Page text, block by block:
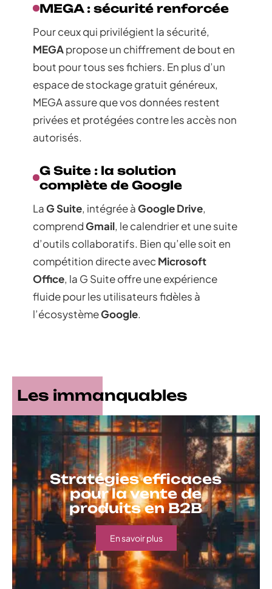
MEGA : sécurité renforcée
Pour ceux qui privilégient la sécurité,
MEGApropose un chiffrement de bout en
bout pour tous ses fichiers. En plus d’un
espace de stockage gratuit généreux,
MEGA assure que vos données restent
privées et protégées contre les accès non
autorisés.
G Suite : la solution
complète de Google
LaG Suite, intégrée àGoogle Drive,
comprendGmail, le calendrier et une suite
d’outils collaboratifs. Bien qu’elle soit en
compétition directe avec Microsoft
Office, la G Suite offre une expérience
fluide pour les utilisateurs fidèles à
l’écosystèmeGoogle.
Les immanquables
Stratégies efficaces
pour la vente de
produits en B2B
En savoir plus